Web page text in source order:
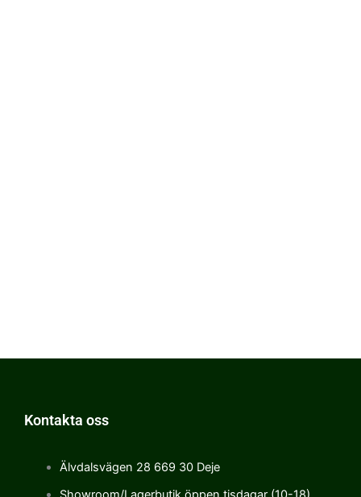
Kontakta oss
Älvdalsvägen 28 669 30 Deje